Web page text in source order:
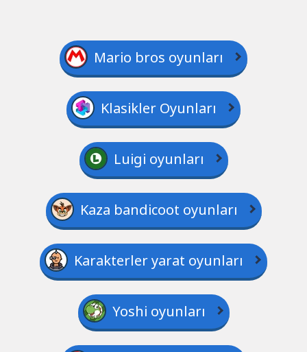
Mario bros oyunları
Klasikler Oyunları
Luigi oyunları
Kaza bandicoot oyunları
Karakterler yarat oyunları
Yoshi oyunları